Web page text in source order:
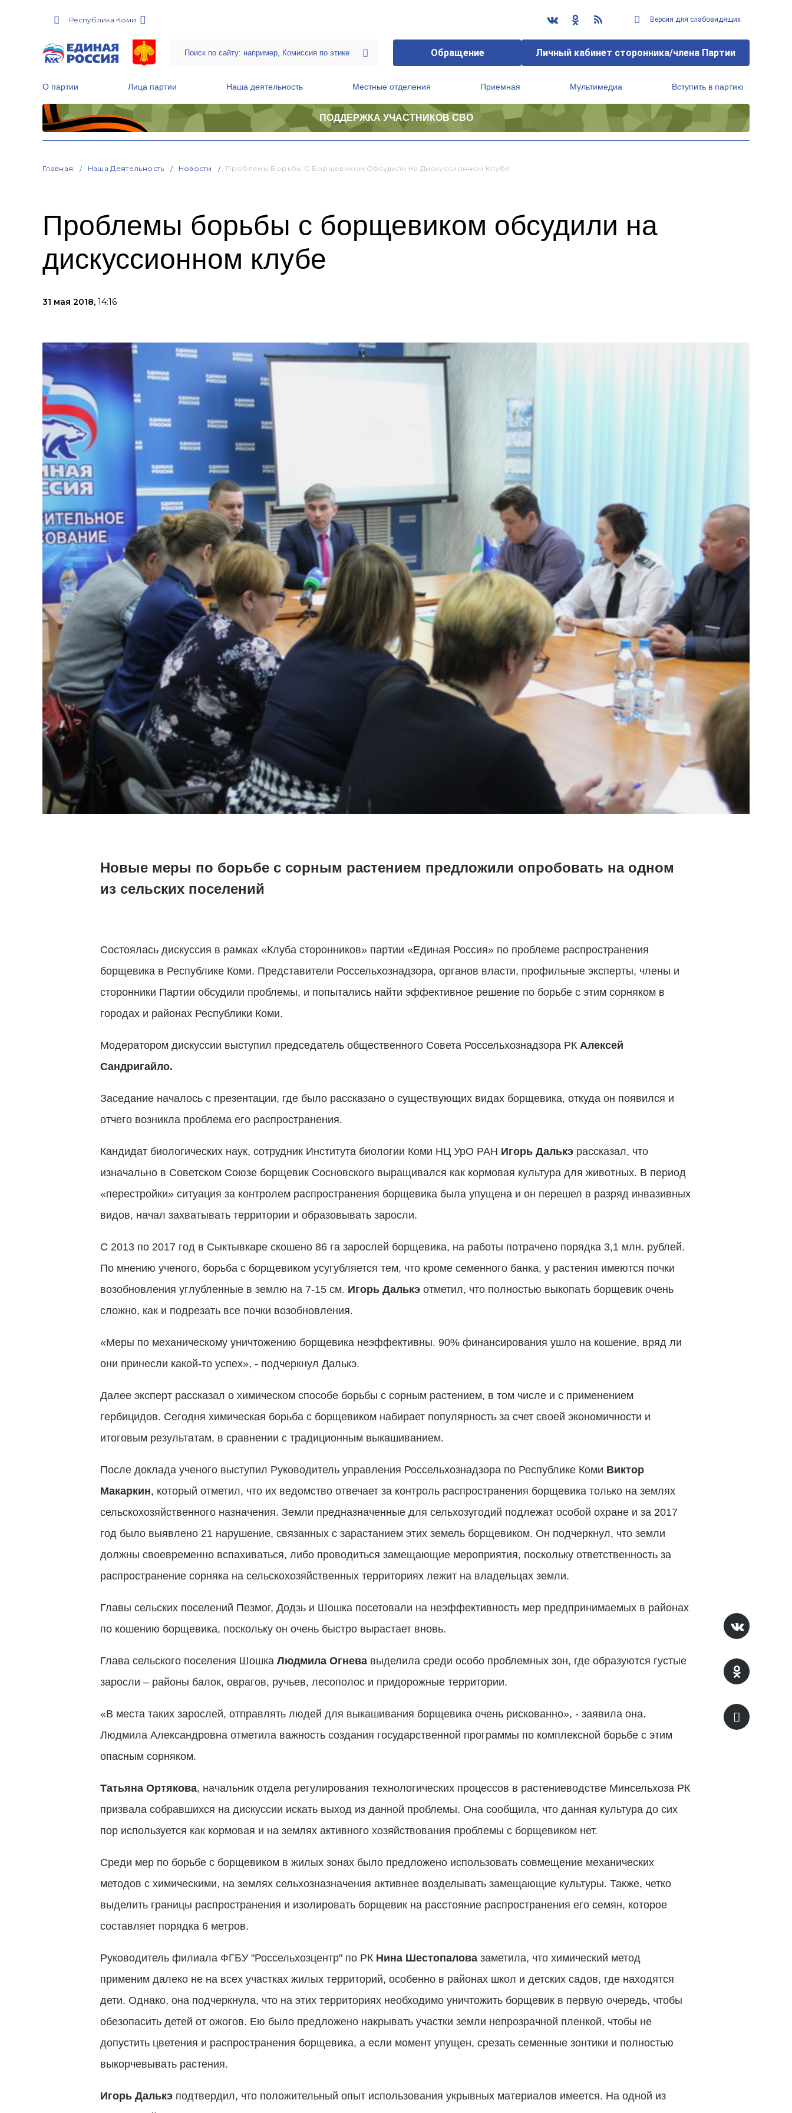
Республика Коми Версия для слабовидящих
Обращение Личный кабинет сторонника/члена Партии
О партии Лица партии Наша деятельность Местные отделения Приемная Мультимедиа Вступить в партию
ПОДДЕРЖКА УЧАСТНИКОВ СВО
Главная Наша Деятельность Новости Проблемы Борьбы С Борщевиком Обсудили На Дискуссионном Клубе
Проблемы борьбы с борщевиком обсудили на
дискуссионном клубе
31 мая 2018, 14:16
Новые меры по борьбе с сорным растением предложили опробовать на одном
из сельских поселений
Состоялась дискуссия в рамках «Клуба сторонников» партии «Единая Россия» по проблеме распространения
борщевика в Республике Коми. Представители Россельхознадзора, органов власти, профильные эксперты, члены и
сторонники Партии обсудили проблемы, и попытались найти эффективное решение по борьбе с этим сорняком в
городах и районах Республики Коми.
Модератором дискуссии выступил председатель общественного Совета Россельхознадзора РК Алексей
Сандригайло.
Заседание началось с презентации, где было рассказано о существующих видах борщевика, откуда он появился и
отчего возникла проблема его распространения.
Кандидат биологических наук, сотрудник Института биологии Коми НЦ УрО РАН Игорь Далькэ рассказал, что
изначально в Советском Союзе борщевик Сосновского выращивался как кормовая культура для животных. В период
«перестройки» ситуация за контролем распространения борщевика была упущена и он перешел в разряд инвазивных
видов, начал захватывать территории и образовывать заросли.
С 2013 по 2017 год в Сыктывкаре скошено 86 га зарослей борщевика, на работы потрачено порядка 3,1 млн. рублей.
По мнению ученого, борьба с борщевиком усугубляется тем, что кроме семенного банка, у растения имеются почки
возобновления углубленные в землю на 7-15 см. Игорь Далькэ отметил, что полностью выкопать борщевик очень
сложно, как и подрезать все почки возобновления.
«Меры по механическому уничтожению борщевика неэффективны. 90% финансирования ушло на кошение, вряд ли
они принесли какой-то успех», - подчеркнул Далькэ.
Далее эксперт рассказал о химическом способе борьбы с сорным растением, в том числе и с применением
гербицидов. Сегодня химическая борьба с борщевиком набирает популярность за счет своей экономичности и
итоговым результатам, в сравнении с традиционным выкашиванием.
После доклада ученого выступил Руководитель управления Россельхознадзора по Республике Коми Виктор
Макаркин, который отметил, что их ведомство отвечает за контроль распространения борщевика только на землях
сельскохозяйственного назначения. Земли предназначенные для сельхозугодий подлежат особой охране и за 2017
год было выявлено 21 нарушение, связанных с зарастанием этих земель борщевиком. Он подчеркнул, что земли
должны своевременно вспахиваться, либо проводиться замещающие мероприятия, поскольку ответственность за
распространение сорняка на сельскохозяйственных территориях лежит на владельцах земли.
Главы сельских поселений Пезмог, Додзь и Шошка посетовали на неэффективность мер предпринимаемых в районах
по кошению борщевика, поскольку он очень быстро вырастает вновь.
Глава сельского поселения Шошка Людмила Огнева выделила среди особо проблемных зон, где образуются густые
заросли – районы балок, оврагов, ручьев, лесополос и придорожные территории.
«В места таких зарослей, отправлять людей для выкашивания борщевика очень рискованно», - заявила она.
Людмила Александровна отметила важность создания государственной программы по комплексной борьбе с этим
опасным сорняком.
Татьяна Ортякова, начальник отдела регулирования технологических процессов в растениеводстве Минсельхоза РК
призвала собравшихся на дискуссии искать выход из данной проблемы. Она сообщила, что данная культура до сих
пор используется как кормовая и на землях активного хозяйствования проблемы с борщевиком нет.
Среди мер по борьбе с борщевиком в жилых зонах было предложено использовать совмещение механических
методов с химическими, на землях сельхозназначения активнее возделывать замещающие культуры. Также, четко
выделить границы распространения и изолировать борщевик на расстояние распространения его семян, которое
составляет порядка 6 метров.
Руководитель филиала ФГБУ "Россельхозцентр" по РК Нина Шестопаловазаметила, что химический метод
применим далеко не на всех участках жилых территорий, особенно в районах школ и детских садов, где находятся
дети. Однако, она подчеркнула, что на этих территориях необходимо уничтожить борщевик в первую очередь, чтобы
обезопасить детей от ожогов. Ею было предложено накрывать участки земли непрозрачной пленкой, чтобы не
допустить цветения и распространения борщевика, а если момент упущен, срезать семенные зонтики и полностью
выкорчевывать растения.
Игорь Далькэ подтвердил, что положительный опыт использования укрывных материалов имеется. На одной из